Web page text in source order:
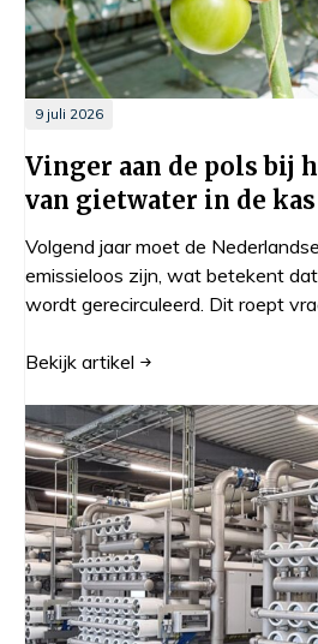
9 juli 2026
Vinger aan de pols bij
van gietwater in de kas
Volgend jaar moet de
emissieloos zijn, wat betekent
wordt gerecirculeerd. Dit roept
Bekijk artikel